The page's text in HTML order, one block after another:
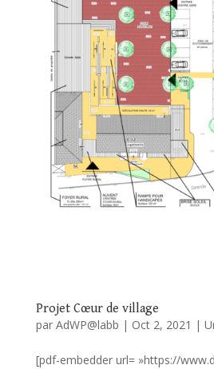
Projet Cœur de village
par AdWP@labb | Oct 2, 2021 |
[pdf-embedder url= »https://